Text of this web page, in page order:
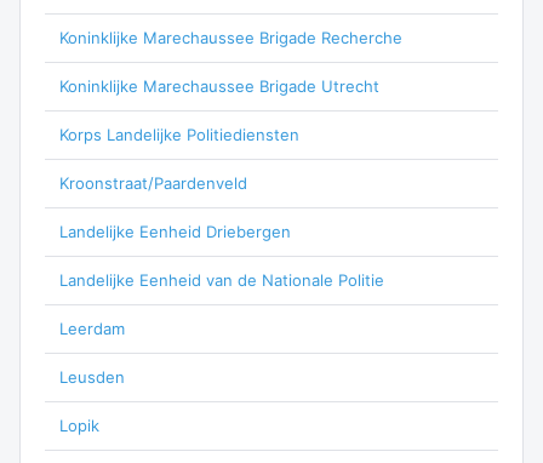
Koninklijke Marechaussee Brigade Recherche
Koninklijke Marechaussee Brigade Utrecht
Korps Landelijke Politiediensten
Kroonstraat/Paardenveld
Landelijke Eenheid Driebergen
Landelijke Eenheid van de Nationale Politie
Leerdam
Leusden
Lopik